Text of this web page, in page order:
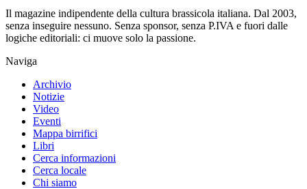
Il magazine indipendente della cultura brassicola italiana. Dal 2003,
senza inseguire nessuno. Senza sponsor, senza P.IVA e fuori dalle
logiche editoriali: ci muove solo la passione.
Naviga
Archivio
Notizie
Video
Eventi
Mappa birrifici
Libri
Cerca informazioni
Cerca locale
Chi siamo